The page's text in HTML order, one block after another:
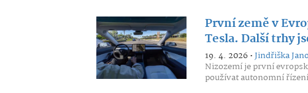
První země v
Tesla. Další trhy
19. 4. 2026 •Jindřiška
Nizozemí je první
používat autonomní